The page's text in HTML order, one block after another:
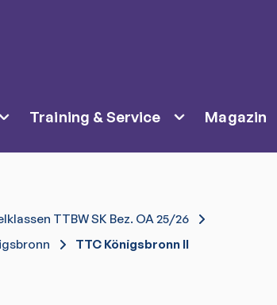
Training & Service Magazin
TTBW SK Bez. OA 25/26
TTC Königsbronn II